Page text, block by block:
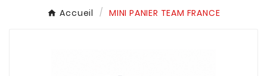
Accueil MINI PANIER TEAM FRANCE